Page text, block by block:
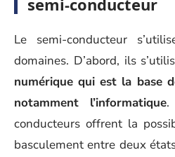
Le semi-conducteur
domaines. D’abord, ils
numérique qui est la base
notamment l’informatique.
conducteurs offrent la
basculement entre deux